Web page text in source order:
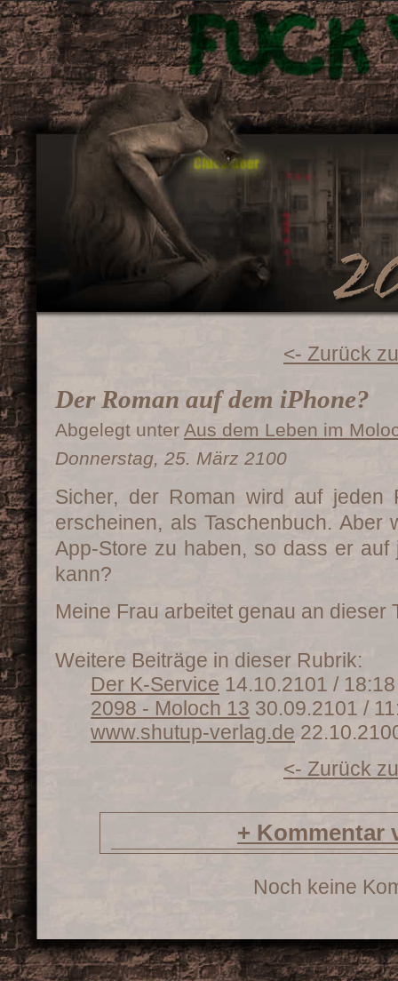
<- Zurück
Der Roman auf dem iPhone?
Abgelegt unter Aus dem Leben im
Donnerstag, 25. März 2100
Sicher, der Roman wird auf
erscheinen, als Taschenbuch.
App-Store zu haben, so dass er
kann?
Meine Frau arbeitet genau an
Weitere Beiträge in dieser Rubrik:
Der K-Service 14.10.2101 / 18:18
2098 - Moloch 13 30.09.2101 /
www.shutup-verlag.de
<- Zurück
+ Kommentar
Noch keine